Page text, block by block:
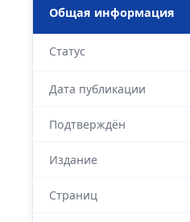
Общая информация
Статус
Дата публикации
Подтверждён
Издание
Страниц